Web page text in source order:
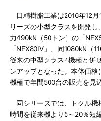
日精樹脂工業は2016年12月
リーズの小型クラスを開発
力490kN（50トン）の「
「NEX80IV」、同1080kN（
従来の中型クラス4機種と併
ンアップとなった。本体価
機種で年間500台の販売を見込
同シリーズでは、トグル機
時間を従来機より5～20％短